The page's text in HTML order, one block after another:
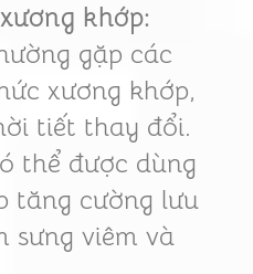
khớp:
gặp các
xương khớp,
tiết thay đổi.
thể được dùng
tăng cường lưu
sưng viêm và